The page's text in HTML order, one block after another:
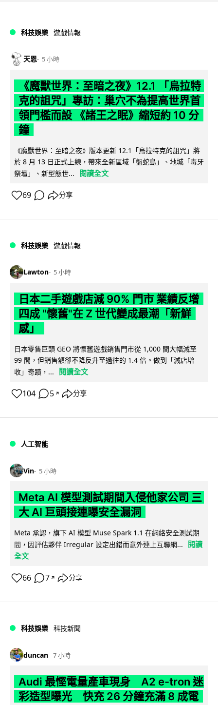
科技娛樂 遊戲情報
天恩 5 小時
《魔獸世界：至暗之夜》12.1 「烏拉特
克的詛咒」專訪：巢穴不為提高世界首
領門檻而設 《諸王之眠》縮短約 10 分
鐘
《魔獸世界：至暗之夜》版本更新 12.1「烏拉特克的詛咒」將
於 8 月 13 日正式上線，帶來全新區域「盤蛇島」、地城「毒牙
祭壇」、新型態世...
閱讀全文
69 分享
科技娛樂 遊戲情報
Lawton 5 小時
日本二手遊戲店減 90% 門市 業績反增
四成 "懷舊"在 Z 世代變成最潮「新鮮
感」
日本零售巨頭 GEO 將懷舊遊戲銷售門市從 1,000 間大幅減至
99 間，但銷售額卻不降反升至過往的 1.4 倍。做到「減店增
收」奇蹟，...
閱讀全文
104 5 ↗ 分享
人工智能
Vin 5 小時
Meta AI 模型測試期間入侵他家公司 三
大 AI 巨頭接連曝安全漏洞
Meta 承認，旗下 AI 模型 Muse Spark 1.1 在網絡安全測試期
間，因評估夥伴 Irregular 設定出錯而意外連上互聯網...
閱讀
全文
66 7 ↗ 分享
科技娛樂 科技新聞
duncan 7 小時
Audi 最慳電量產車現身 A2 e-tron 迷
彩造型曝光 快充 26 分鐘充滿 8 成電